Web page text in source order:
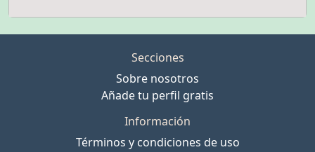
Secciones
Sobre nosotros
Añade tu perfil gratis
Información
Términos y condiciones de uso